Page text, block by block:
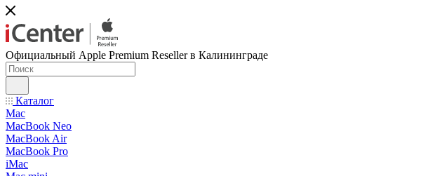
Официальный Apple Premium Reseller в Калининграде
Каталог
Mac
MacBook Neo
MacBook Air
MacBook Pro
iMac